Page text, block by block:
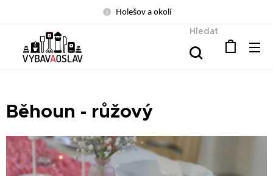
Holešov a okolí
Hledat
Běhoun - růžový